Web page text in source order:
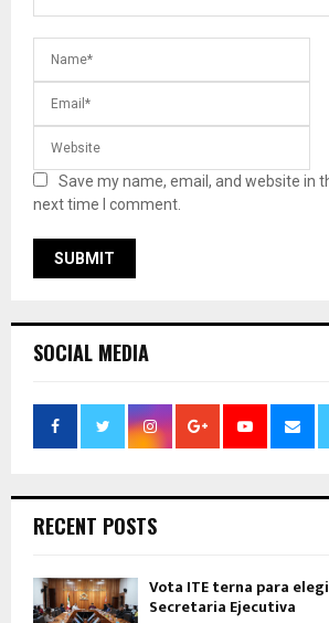
Save my name, email, and website in
next time I comment.
SOCIAL MEDIA
RECENT POSTS
Vota ITE terna para
Secretaria Ejecutiva